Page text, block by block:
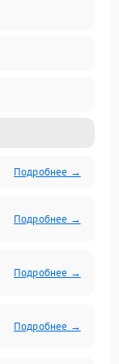
Подробнее →
Подробнее →
Подробнее →
Подробнее →